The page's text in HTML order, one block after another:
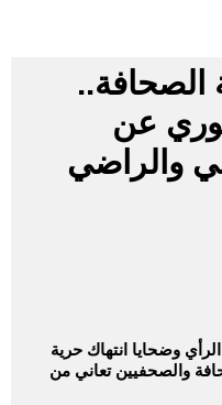
الصحافة..
عن
والراضي
وضحايا انتهاك حرية
والصحفيين تعاني من